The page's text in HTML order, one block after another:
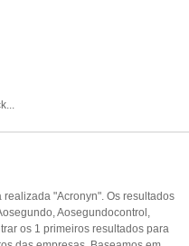
...
"Acronyn". Os resultados
Aosegundocontrol,
os 1 primeiros resultados para